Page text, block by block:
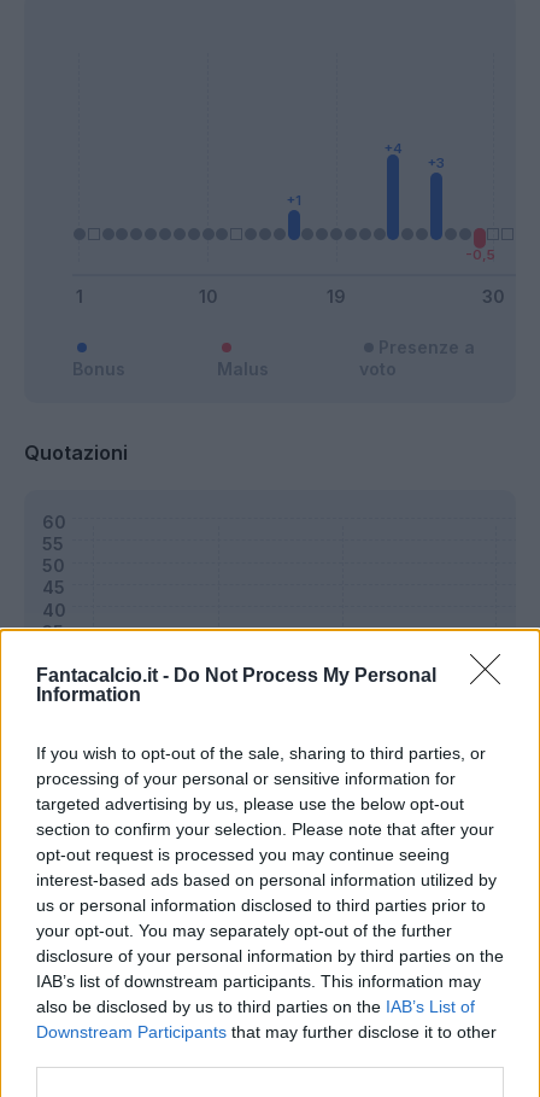
Fantacalcio.it - Do Not Process My Personal
Information
If you wish to opt-out of the sale, sharing to third parties, or
processing of your personal or sensitive information for
targeted advertising by us, please use the below opt-out
section to confirm your selection. Please note that after your
opt-out request is processed you may continue seeing
interest-based ads based on personal information utilized by
us or personal information disclosed to third parties prior to
your opt-out. You may separately opt-out of the further
disclosure of your personal information by third parties on the
IAB’s list of downstream participants. This information may
also be disclosed by us to third parties on the IAB’s List of
Downstream Participants that may further disclose it to other
Quotazioni
Classic Mantra
Riepilogo stagione
Titolare 21 - 72%